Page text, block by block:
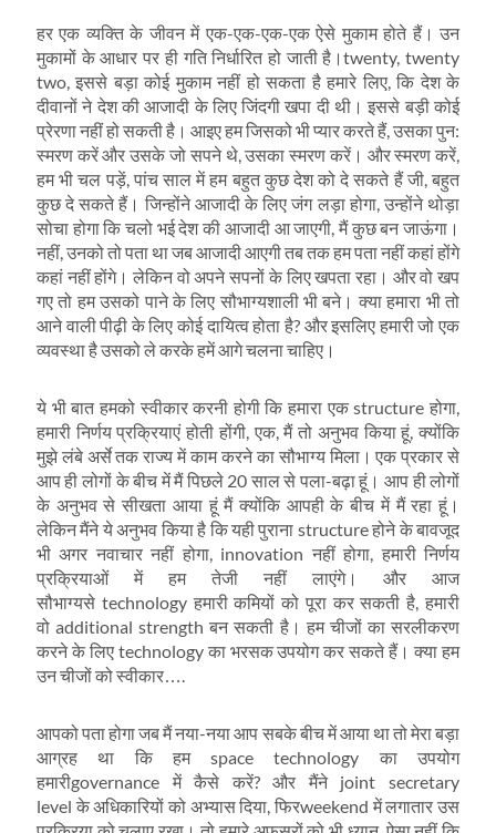
हर एक व्‍यक्ति के जीवन में एक-एक-एक-एक ऐसे मुकाम होते हैं। उन
मुकामों के आधार पर ही गति निर्धारित हो जाती है।twenty, twenty
two, इससे बड़ा कोई मुकाम नहीं हो सकता है हमारे लिए, कि देश के
दीवानों ने देश की आजादी के लिए जिंदगी खपा दी थी। इससे बड़ी कोई
प्रेरणा नहीं हो सकती है। आइए हम जिसको भी प्‍यार करते हैं, उसका पुन:
स्‍मरण करें और उसके जो सपने थे, उसका स्‍मरण करें। और स्‍मरण करें,
हम भी चल पड़ें, पांच साल में हम बहुत कुछ देश को दे सकते हैं जी, बहुत
कुछ दे सकते हैं। जिन्‍होंने आजादी के लिए जंग लड़ा होगा, उन्‍होंने थोड़ा
सोचा होगा कि चलो भई देश की आजादी आ जाएगी, मैं कुछ बन जाऊंगा।
नहीं, उनको तो पता था जब आजादी आएगी तब तक हम पता नहीं कहां होंगे
कहां नहीं होंगे। लेकिन वो अपने सपनों के लिए खपता रहा। और वो खप
गए तो हम उसको पाने के लिए सौभाग्‍यशाली भी बने। क्‍या हमारा भी तो
आने वाली पीढ़ी के लिए कोई दायित्‍व होता है? और इसलिए हमारी जो एक
व्‍यवस्‍था है उसको ले करके हमें आगे चलना चाहिए।
ये भी बात हमको स्‍वीकार करनी होगी कि हमारा एक structure होगा,
हमारी निर्णय प्रक्रियाएं होती होंगी, एक, मैं तो अनुभव किया हूं, क्‍योंकि
मुझे लंबे अर्से तक राज्‍य में काम करने का सौभाग्‍य मिला। एक प्रकार से
आप ही लोगों के बीच में मैं पिछले 20 साल से पला-बढ़ा हूं। आप ही लोगों
के अनुभव से सीखता आया हूं मैं क्‍योंकि आपही के बीच में मैं रहा हूं।
लेकिन मैंने ये अनुभव किया है कि यही पुराना structure होने के बावजूद
भी अगर नवाचार नहीं होगा, innovation नहीं होगा, हमारी निर्णय
प्रक्रियाओं में हम तेजी नहीं लाएंगे। और आज
सौभाग्‍यसे technology हमारी कमियों को पूरा कर सकती है, हमारी
वो additional strength बन सकती है। हम चीजों का सरलीकरण
करने के लिए technology का भरसक उपयोग कर सकते हैं। क्‍या हम
उन चीजों को स्‍वीकार….
आपको पता होगा जब मैं नया-नया आप सबके बीच में आया था तो मेरा बड़ा
आग्रह था कि हम space technology का उपयोग
हमारीgovernance में कैसे करें? और मैंने joint secretary
level के अधिकारियों को अभ्‍यास दिया, फिरweekend में लगातार उस